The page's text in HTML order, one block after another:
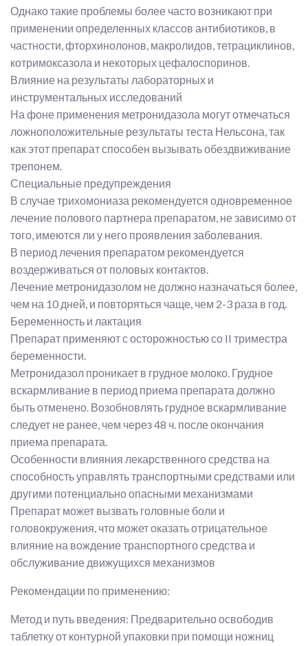
Однако такие проблемы более часто возникают при
применении определенных классов антибиотиков, в
частности, фторхинолонов, макролидов, тетрациклинов,
котримоксазола и некоторых цефалоспоринов.
Влияние на результаты лабораторных и
инструментальных исследований
На фоне применения метронидазола могут отмечаться
ложноположительные результаты теста Нельсона, так
как этот препарат способен вызывать обездвиживание
трепонем.
Специальные предупреждения
В случае трихомониаза рекомендуется одновременное
лечение полового партнера препаратом, не зависимо от
того, имеются ли у него проявления заболевания.
В период лечения препаратом рекомендуется
воздерживаться от половых контактов.
Лечение метронидазолом не должно назначаться более,
чем на 10 дней, и повторяться чаще, чем 2-3 раза в год.
Беременность и лактация
Препарат применяют с осторожностью со II триместра
беременности.
Метронидазол проникает в грудное молоко. Грудное
вскармливание в период приема препарата должно
быть отменено. Возобновлять грудное вскармливание
следует не ранее, чем через 48 ч. после окончания
приема препарата.
Особенности влияния лекарственного средства на
способность управлять транспортными средствами или
другими потенциально опасными механизмами
Препарат может вызвать головные боли и
головокружения, что может оказать отрицательное
влияние на вождение транспортного средства и
обслуживание движущихся механизмов
Рекомендации по применению:
Метод и путь введения: Предварительно освободив
таблетку от контурной упаковки при помощи ножниц